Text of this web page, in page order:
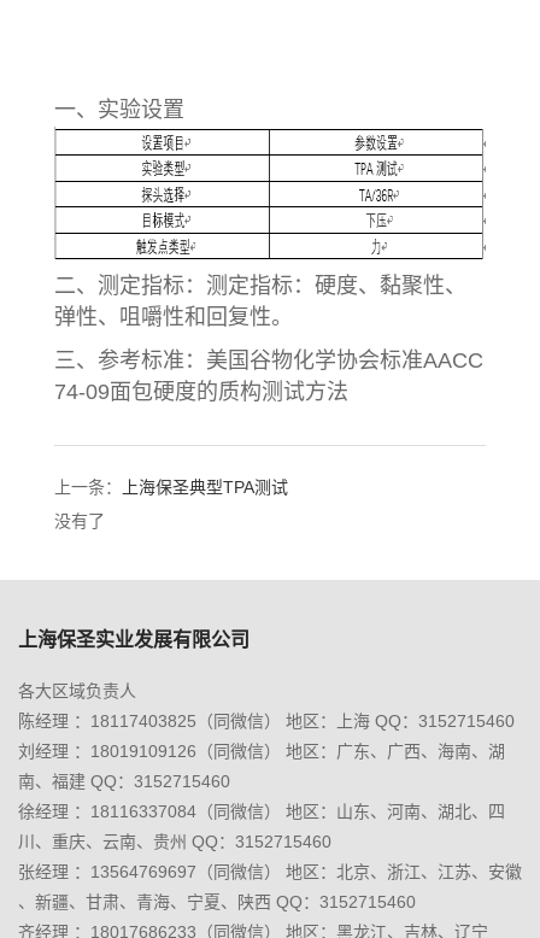
一、实验设置
二、测定指标：测定指标：硬度、黏聚性、
弹性、咀嚼性和回复性。
三、参考标准：美国谷物化学协会标准AACC
74-09面包硬度的质构测试方法
上一条：
上海保圣典型TPA测试
没有了
上海保圣实业发展有限公司
各大区域负责人
陈经理 ：18117403825（同微信） 地区：上海 QQ：3152715460
刘经理 ：18019109126（同微信） 地区：广东、广西、海南、湖
南、福建 QQ：3152715460
徐经理 ：18116337084（同微信） 地区：山东、河南、湖北、四
川、重庆、云南、贵州 QQ：3152715460
张经理 ：13564769697（同微信） 地区：北京、浙江、江苏、安徽
、新疆、甘肃、青海、宁夏、陕西 QQ：3152715460
齐经理 ：18017686233（同微信） 地区：黑龙江、吉林、辽宁